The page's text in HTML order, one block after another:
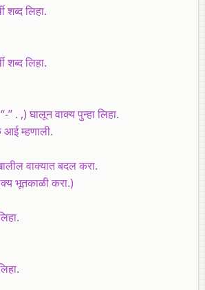
शब्द लिहा.
शब्द लिहा.
’’ . ,) घालून वाक्य पुन्हा लिहा.
म्हणाली.
वाक्यात बदल करा.
भूतकाळी करा.)